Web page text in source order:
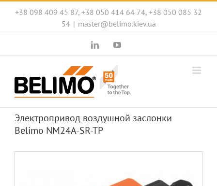
+38 098 409 45 87, +38 050 414 64 74, +38 050 085 32
54 | master@belimo.kiev.ua
LinkedInYouTube
Электропривод воздушной заслонки
Belimo NM24A-SR-TP